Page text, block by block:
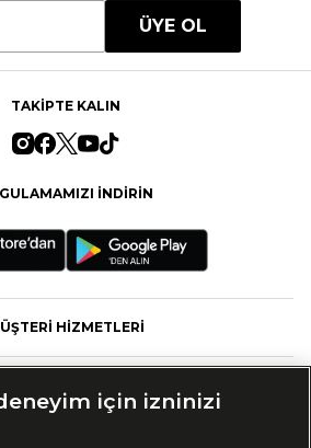
ÜYE OL
TAKİPTE KALIN
İNDİRİN
HİZMETLERİ
için izninizi